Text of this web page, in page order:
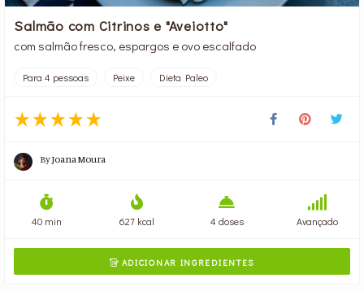
Salmão com Citrinos e "Aveiotto"
com salmão fresco, espargos e ovo escalfado
Para 4 pessoas Peixe Dieta Paleo
ByJoana Moura
40 min 627 kcal 4 doses Avançado
ADICIONAR INGREDIENTES